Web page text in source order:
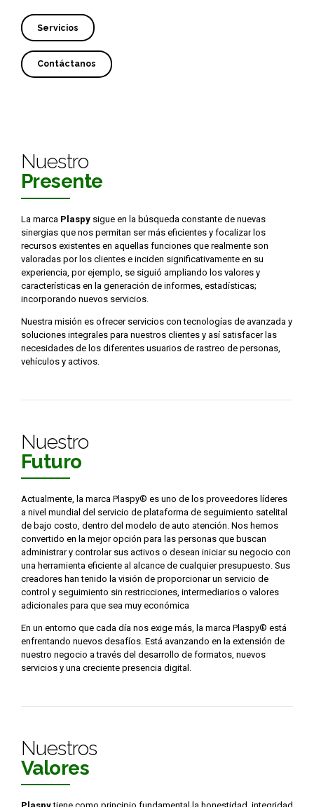
Servicios
Contáctanos
Nuestro
Presente
La marca Plaspy sigue en la búsqueda constante de nuevas
sinergias que nos permitan ser más eficientes y focalizar los
recursos existentes en aquellas funciones que realmente son
valoradas por los clientes e inciden significativamente en su
experiencia, por ejemplo, se siguió ampliando los valores y
características en la generación de informes, estadísticas;
incorporando nuevos servicios.
Nuestra misión es ofrecer servicios con tecnologías de avanzada y
soluciones integrales para nuestros clientes y así satisfacer las
necesidades de los diferentes usuarios de rastreo de personas,
vehículos y activos.
Nuestro
Futuro
Actualmente, la marca Plaspy® es uno de los proveedores líderes
a nivel mundial del servicio de plataforma de seguimiento satelital
de bajo costo, dentro del modelo de auto atención. Nos hemos
convertido en la mejor opción para las personas que buscan
administrar y controlar sus activos o desean iniciar su negocio con
una herramienta eficiente al alcance de cualquier presupuesto. Sus
creadores han tenido la visión de proporcionar un servicio de
control y seguimiento sin restricciones, intermediarios o valores
adicionales para que sea muy económica
En un entorno que cada día nos exige más, la marca Plaspy® está
enfrentando nuevos desafíos. Está avanzando en la extensión de
nuestro negocio a través del desarrollo de formatos, nuevos
servicios y una creciente presencia digital.
Nuestros
Valores